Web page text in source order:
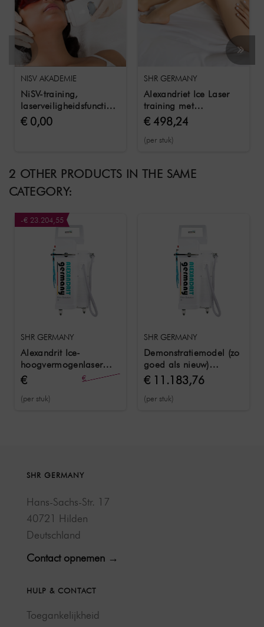
NISV AKADEMIE
NiSV-training,
laserveiligheidsfunctionaris
volgens OStrV en
TROS,
€ 0,00
SHR GERMANY
Alexandriet Ice Laser
training met
trainingsdocumenten &
certificaat
€ 498,24
(per stuk)
2 OTHER PRODUCTS IN THE SAME
CATEGORY:
-€ 23.204,55
SHR GERMANY
Alexandrit Ice-
hoogvermogenlaser
A755
€
20.234,45
€
(per stuk)
SHR GERMANY
Demonstratiemodel (zo
goed als nieuw)
Alexandrit Ice Laser
A755, serienummer
29527, lakgebreken
€ 11.183,76
(per stuk)
SHR GERMANY
Hans-Sachs-Str. 17
40721 Hilden
Deutschland
Contact opnemen →
HULP & CONTACT
Toegankelijkheid